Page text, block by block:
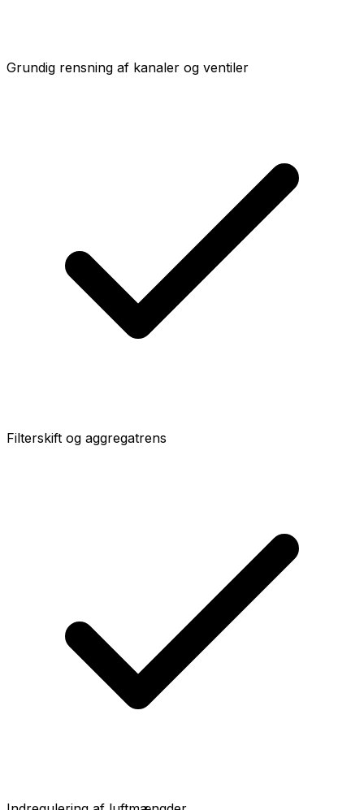
Grundig rensning af kanaler og ventiler
Filterskift og aggregatrens